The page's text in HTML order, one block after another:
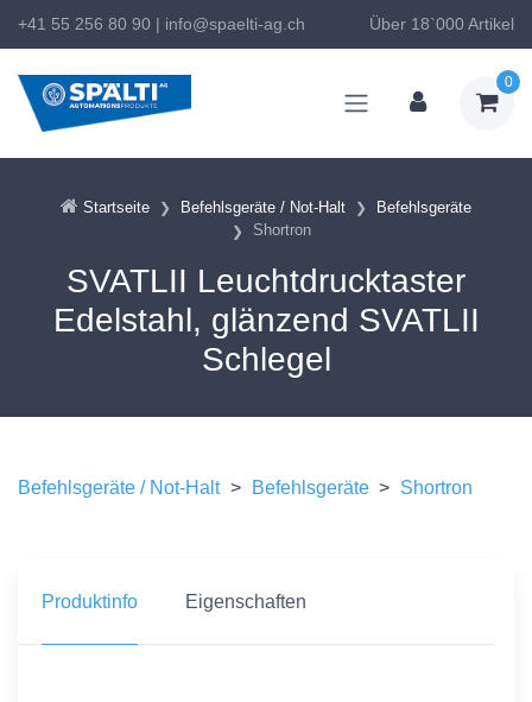
+41 55 256 80 90 | info@spaelti-ag.ch Über 18`000 Artikel
0
Startseite Befehlsgeräte / Not-Halt
Befehlsgeräte
Shortron
SVATLII Leuchtdrucktaster
Edelstahl, glänzend SVATLII
Schlegel
Befehlsgeräte / Not-Halt > Befehlsgeräte > Shortron
Produktinfo Eigenschaften